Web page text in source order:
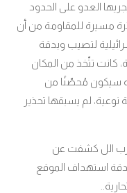
العدو على الحدود
مسيرة للمقاومة من أن
لتصيب وبدقة
كانت تتّخذ من المكان
سيكون مُحصّنًا من
نوعية، لم يسبقها تحذير
الل كشفت عن
استهداف الموقع